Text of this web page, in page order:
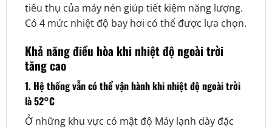
tiêu thụ của máy nén giúp tiết kiệm năng lượng.
Có 4 mức nhiệt độ bay hơi có thể được lựa chọn.
Khả năng điều hòa khi nhiệt độ ngoài trời
tăng cao
1. Hệ thống vẫn có thể vận hành khi nhiệt độ ngoài trời
là 52°C
Ở những khu vực có mật độ Máy lạnh dày đặc